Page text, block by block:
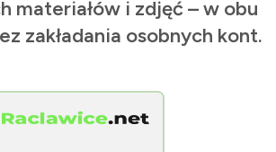
materiałów i zdjęć – w obu
zakładania osobnych kont.